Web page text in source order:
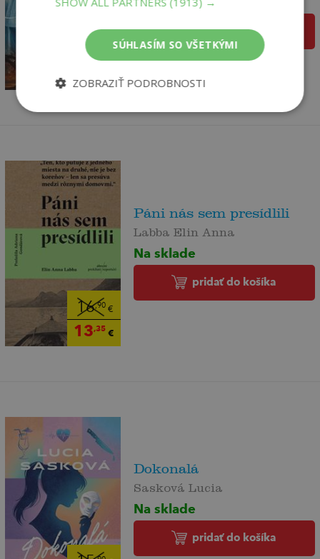
19
pridať do košíka
16,90€
13,35€
Páni nás sem presídlili
Labba Elin Anna
Na sklade
pridať do košíka
Dokonalá
Sasková Lucia
Na sklade
pridať do košíka
SÚHLASÍM SO VŠETKÝMI
ZOBRAZIŤ PODROBNOSTI